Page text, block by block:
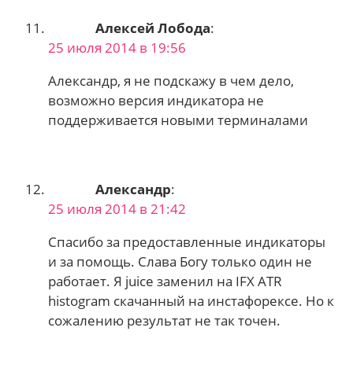
Алексей Лобода:
25 июля 2014 в 19:56
Александр, я не подскажу в чем дело,
возможно версия индикатора не
поддерживается новыми терминалами
Александр:
25 июля 2014 в 21:42
Спасибо за предоставленные индикаторы
и за помощь. Слава Богу только один не
работает. Я juice заменил на IFX ATR
histogram скачанный на инстафорексе. Но к
сожалению результат не так точен.